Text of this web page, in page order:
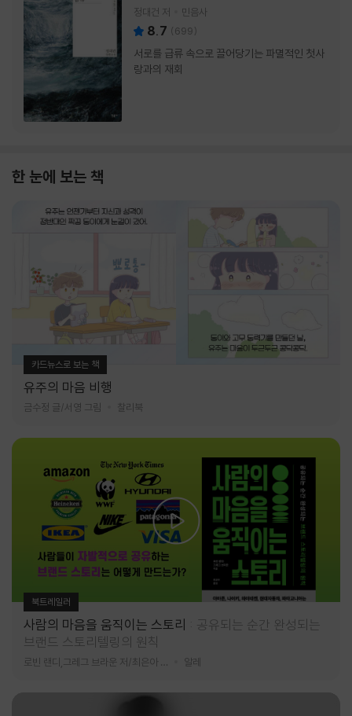
정대건 저 민음사
8.7 (699)
서로를 급류 속으로 끌어당기는 파멸적인 첫사
랑과의 재회
한 눈에 보는 책
카드뉴스로 보는 책
유주의 마음 비행
금수정 글/서영 그림 찰리북
북트레일러
사람의 마음을 움직이는 스토리
공유되는 순간 완성되는
브랜드 스토리텔링의 원칙
알레